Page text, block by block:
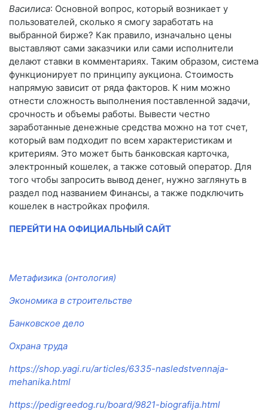
Василиса: Основной вопрос, который возникает у
пользователей, сколько я смогу заработать на
выбранной бирже? Как правило, изначально цены
выставляют сами заказчики или сами исполнители
делают ставки в комментариях. Таким образом, система
функционирует по принципу аукциона. Стоимость
напрямую зависит от ряда факторов. К ним можно
отнести сложность выполнения поставленной задачи,
срочность и объемы работы. Вывести честно
заработанные денежные средства можно на тот счет,
который вам подходит по всем характеристикам и
критериям. Это может быть банковская карточка,
электронный кошелек, а также сотовый оператор. Для
того чтобы запросить вывод денег, нужно заглянуть в
раздел под названием Финансы, а также подключить
кошелек в настройках профиля.
ПЕРЕЙТИ НА ОФИЦИАЛЬНЫЙ САЙТ
Метафизика (онтология)
Экономика в строительстве
Банковское дело
Охрана труда
https://shop.yagi.ru/articles/6335-nasledstvennaja-
mehanika.html
https://pedigreedog.ru/board/9821-biografija.html